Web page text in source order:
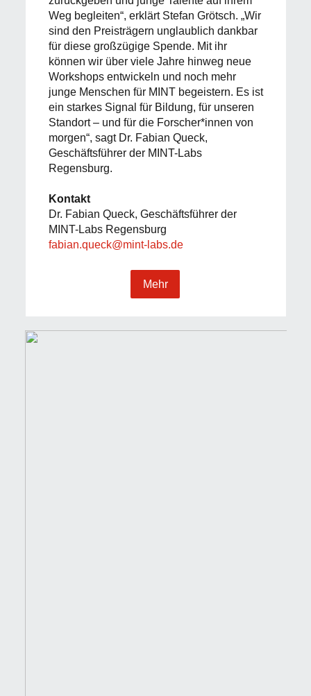
Weg begleiten“, erklärt Stefan Grötsch. „Wir
sind den Preisträgern unglaublich dankbar
für diese großzügige Spende. Mit ihr
können wir über viele Jahre hinweg neue
Workshops entwickeln und noch mehr
junge Menschen für MINT begeistern. Es ist
ein starkes Signal für Bildung, für unseren
Standort – und für die Forscher*innen von
morgen“, sagt Dr. Fabian Queck,
Geschäftsführer der MINT-Labs
Regensburg.
Kontakt
Dr. Fabian Queck, Geschäftsführer der
MINT-Labs Regensburg
fabian.queck@mint-labs.de
Mehr